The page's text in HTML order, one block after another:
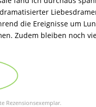
die Ereignisse um
Zudem bleiben noch
Rezensionsexemplar.